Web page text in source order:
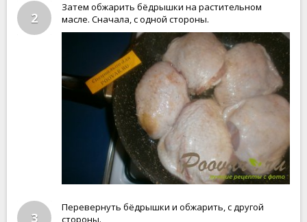
2
Затем обжарить бёдрышки на растительном
масле. Сначала, с одной стороны.
3
Перевернуть бёдрышки и обжарить, с другой
стороны.